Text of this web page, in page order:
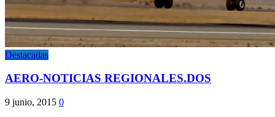
Destacadas
AERO-NOTICIAS REGIONALES.DOS
9 junio, 2015 0